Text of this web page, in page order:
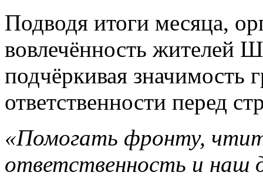
Подводя итоги месяца,
вовлечённость жителей
подчёркивая значимость
ответственности перед
«Помогать фронту,
ответственность и наш